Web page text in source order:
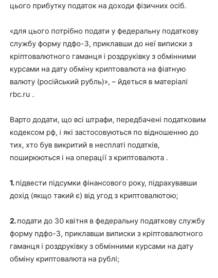
цього прибутку податок на доходи фізичних осіб.
«для цього потрібно подати у федеральну податкову
службу форму пдфо-3, приклавши до неї виписки з
кріптовалютного гаманця і роздруківку з обмінними
курсами на дату обміну криптовалюта на фіатную
валюту (російський рубль)», – йдеться в матеріалі
rbc.ru .
Варто додати, що всі штрафи, передбачені податковим
кодексом рф, і які застосовуються по відношенню до
тих, хто був викритий в несплаті податків,
поширюються і на операції з криптовалюта .
1.підвести підсумки фінансового року, підрахувавши
дохід (якщо такий є) від угод з криптовалютою;
2.подати до 30 квітня в федеральну податкову службу
форму пдфо-3, приклавши виписки з кріптовалютного
гаманця і роздруківку з обмінними курсами на дату
обміну криптовалюта на рублі;